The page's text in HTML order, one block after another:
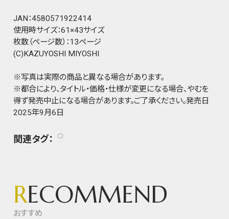
JAN：4580571922414
使用時サイズ：61×43サイズ
枚数（ページ数）：13ページ
(C)KAZUYOSHI MIYOSHI
※写真は実際の商品と異なる場合があります。
※都合により、タイトル・価格・仕様が変更になる場合、やむを
得ず発売中止になる場合があります。ご了承ください。発売日
2025年9月6日
関連タグ：
RECOMMEND
おすすめ